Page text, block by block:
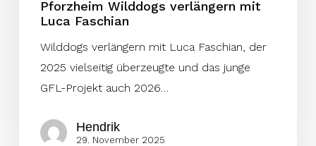
Pforzheim Wilddogs verlängern mit
Luca Faschian
Wilddogs verlängern mit Luca Faschian, der
2025 vielseitig überzeugte und das junge
GFL-Projekt auch 2026…
Hendrik
29. November 2025